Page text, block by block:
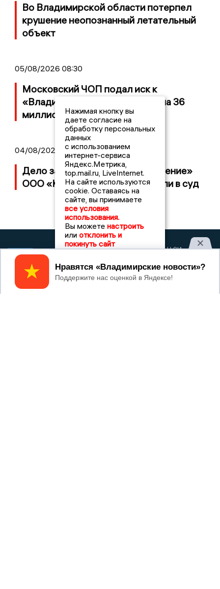
Во Владимирской области потерпел
крушение неопознанный летательный
объект
05/08/2026 08:30
Московский ЧОП подал иск к
«Владимирскому стандарту» на 36
миллионов рублей
04/08/2026 15:40
Дело застройщика ЖК «Поколение»
ООО «Капитал Строй» передали в суд
ВЛАДИМИРСКИЕ
НОВОСТИ
2017 © NEWSVLADIMIR.RU | СИ
Владимирские новости»
Учредитель (соучредители): Общество с ограниченной
ответственностью «РЕГИОНАЛЬНЫЕ НОВОСТИ» (ОГРН
Нажимая кнопку вы
даете согласие на
обработку персональных
данных
с использованием
интернет-сервиса
Яндекс.Метрика,
top.mail.ru, LiveInternet.
На сайте используются
cookie. Оставаясь на
сайте, вы принимаете
все условия
использования.
Вы можете настроить
или отклонить и
покинуть сайт
Принять